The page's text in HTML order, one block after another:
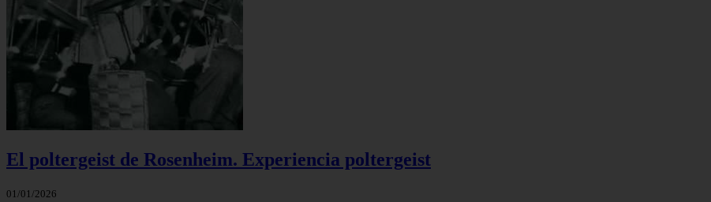
El poltergeist de Rosenheim. Experiencia poltergeist
01/01/2026